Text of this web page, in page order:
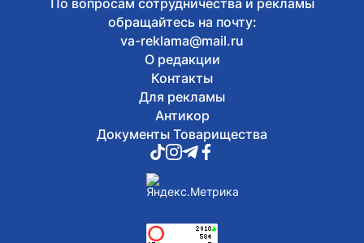
По вопросам сотрудничества и рекламы
обращайтесь на почту:
va-reklama@mail.ru
О редакции
Контакты
Для рекламы
Антикор
Документы Товарищества